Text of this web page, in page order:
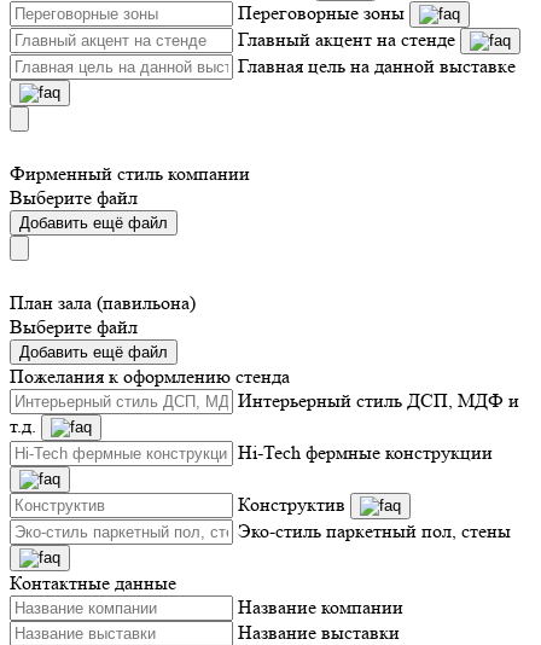
Переговорные зоны
Главный акцент на стенде
Главная цель на данной выставке
Фирменный стиль компании
Выберите файл
Добавить ещё файл
План зала (павильона)
Выберите файл
Добавить ещё файл
Пожелания к оформлению стенда
Интерьерный стиль ДСП, МДФ и
т.д.
Hi-Tech фермные конструкции
Конструктив
Эко-стиль паркетный пол, стены
Контактные данные
Название компании
Название выставки